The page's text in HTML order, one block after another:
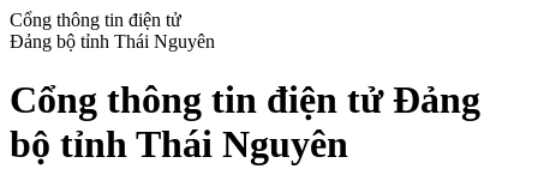
Cổng thông tin điện tử
Đảng bộ tỉnh Thái Nguyên
Cổng thông tin điện tử Đảng
bộ tỉnh Thái Nguyên